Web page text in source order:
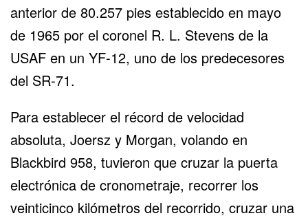
anterior de 80.257 pies establecido en mayo
de 1965 por el coronel R. L. Stevens de la
USAF en un YF-12, uno de los predecesores
del SR-71.
Para establecer el récord de velocidad
absoluta, Joersz y Morgan, volando en
Blackbird 958, tuvieron que cruzar la puerta
electrónica de cronometraje, recorrer los
veinticinco kilómetros del recorrido, cruzar una